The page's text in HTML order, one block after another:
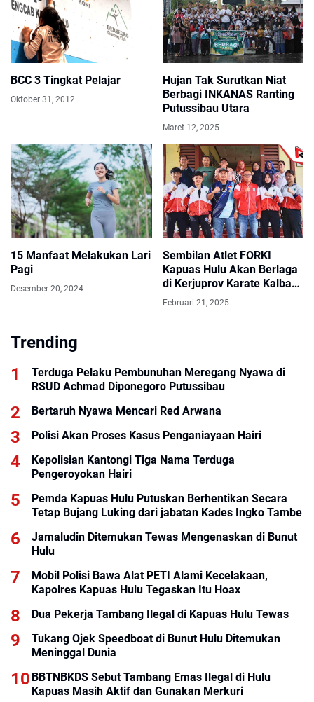
BCC 3 Tingkat Pelajar
Oktober 31, 2012
Hujan Tak Surutkan Niat
Berbagi INKANAS Ranting
Putussibau Utara
Maret 12, 2025
15 Manfaat Melakukan Lari
Pagi
Desember 20, 2024
Sembilan Atlet FORKI
Kapuas Hulu Akan Berlaga
di Kerjuprov Karate Kalbar
2025
Februari 21, 2025
Trending
Terduga Pelaku Pembunuhan Meregang Nyawa di
RSUD Achmad Diponegoro Putussibau
Bertaruh Nyawa Mencari Red Arwana
Polisi Akan Proses Kasus Penganiayaan Hairi
Kepolisian Kantongi Tiga Nama Terduga
Pengeroyokan Hairi
Pemda Kapuas Hulu Putuskan Berhentikan Secara
Tetap Bujang Luking dari jabatan Kades Ingko Tambe
Jamaludin Ditemukan Tewas Mengenaskan di Bunut
Hulu
Mobil Polisi Bawa Alat PETI Alami Kecelakaan,
Kapolres Kapuas Hulu Tegaskan Itu Hoax
Dua Pekerja Tambang Ilegal di Kapuas Hulu Tewas
Tukang Ojek Speedboat di Bunut Hulu Ditemukan
Meninggal Dunia
BBTNBKDS Sebut Tambang Emas Ilegal di Hulu
Kapuas Masih Aktif dan Gunakan Merkuri